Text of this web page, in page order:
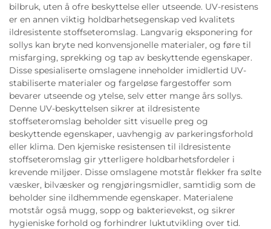
bilbruk, uten å ofre beskyttelse eller utseende. UV-resistens
er en annen viktig holdbarhetsegenskap ved kvalitets
ildresistente stoffseteromslag. Langvarig eksponering for
sollys kan bryte ned konvensjonelle materialer, og føre til
misfarging, sprekking og tap av beskyttende egenskaper.
Disse spesialiserte omslagene inneholder imidlertid UV-
stabiliserte materialer og fargeløse fargestoffer som
bevarer utseende og ytelse, selv etter mange års sollys.
Denne UV-beskyttelsen sikrer at ildresistente
stoffseteromslag beholder sitt visuelle preg og
beskyttende egenskaper, uavhengig av parkeringsforhold
eller klima. Den kjemiske resistensen til ildresistente
stoffseteromslag gir ytterligere holdbarhetsfordeler i
krevende miljøer. Disse omslagene motstår flekker fra sølte
væsker, bilvæsker og rengjøringsmidler, samtidig som de
beholder sine ildhemmende egenskaper. Materialene
motstår også mugg, sopp og bakterievekst, og sikrer
hygieniske forhold og forhindrer luktutvikling over tid.